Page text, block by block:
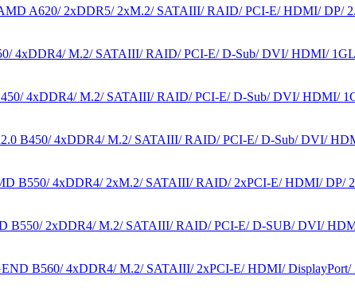
A620/ 2xDDR5/ 2xM.2/ SATAIII/ RAID/ PCI-E/ HDMI/ DP/
4xDDR4/ M.2/ SATAIII/ RAID/ PCI-E/ D-Sub/ DVI/ HDMI/
4xDDR4/ M.2/ SATAIII/ RAID/ PCI-E/ D-Sub/ DVI/ HDMI/
B450/ 4xDDR4/ M.2/ SATAIII/ RAID/ PCI-E/ D-Sub/ DVI/
B550/ 4xDDR4/ 2xM.2/ SATAIII/ RAID/ 2хPCI-E/ HDMI/ DP/
B550/ 2xDDR4/ M.2/ SATAIII/ RAID/ PCI-E/ D-SUB/ DVI/
B560/ 4xDDR4/ M.2/ SATAIII/ 2xPCI-E/ HDMI/